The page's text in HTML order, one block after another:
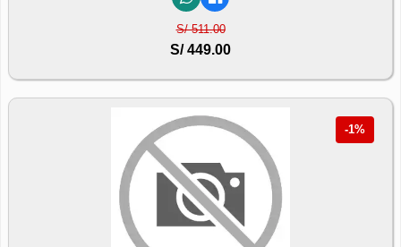
S/ 511.00
S/ 449.00
-1%